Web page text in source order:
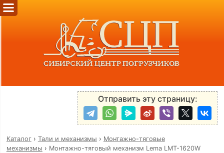
Отправить эту страницу:
Каталог› Тали и механизмы › Монтажно-тяговые
механизмы › Монтажно-тяговый механизм Lema LMT-1620W